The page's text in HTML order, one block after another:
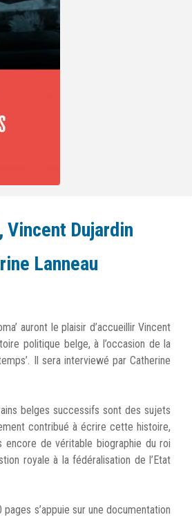
Dujardin
Lanneau
auront le plaisir d’accueillir Vincent
politique belge, à l’occasion de la
Il sera interviewé par Catherine
belges successifs sont des sujets
contribué à écrire cette histoire,
encore de véritable biographie du roi
royale à la fédéralisation de l’Etat
s’appuie sur une documentation